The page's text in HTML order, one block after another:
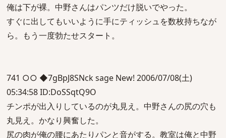
俺は下が裸。中野さんはパンツだけ脱いでやった。
すぐに出してもいいように手にティッシュを数枚持ちなが
ら。もう一度勃たせスタート。
741 ○○ ◆7gBpJ8SNck sage New! 2006/07/08(土)
05:34:58 ID:DoSSqtQ9O
チンポが出入りしているのが丸見え。中野さんの尻の穴も
丸見え。かなり興奮した。
尻の肉が俺の腰にあたりパンと音がする。教室は俺と中野